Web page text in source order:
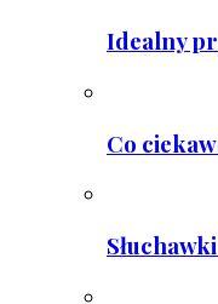
Idealny
Co